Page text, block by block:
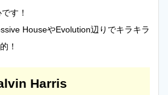
す！
HouseやEvolution辺りでキラキラ
！
Harris